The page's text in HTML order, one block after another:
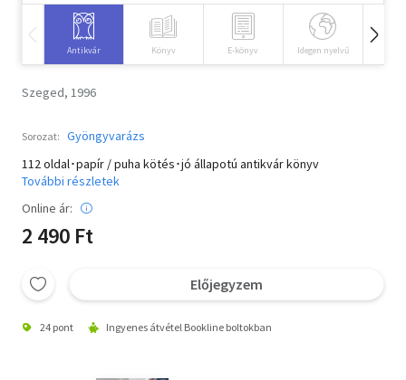
Antikvár Könyv E-könyv Idegen nyelvű
Szeged, 1996
Sorozat: Gyöngyvarázs
112 oldal･papír / puha kötés･jó állapotú antikvár könyv
További részletek
Online ár:
2 490 Ft
Előjegyzem
24 pont Ingyenes átvétel Bookline boltokban